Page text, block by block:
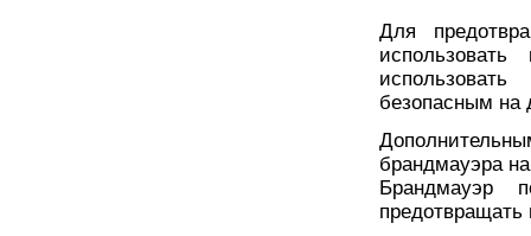
Для
безопасным на
брандмауэра
Брандмауэр
предотвращать